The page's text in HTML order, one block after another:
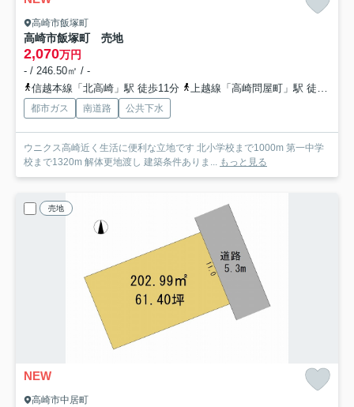
高崎市飯塚町
高崎市飯塚町 売地
2,070万円
- / 246.50㎡ / -
信越本線「北高崎」駅 徒歩11分
上越線「高崎問屋町」駅 徒歩23分
都市ガス 南道路 公共下水
ウニクス高崎近く生活に便利な立地です 北小学校まで1000m 第一中学
校まで1320m 解体更地渡し 建築条件ありま... もっと見る
売地
NEW
高崎市中居町